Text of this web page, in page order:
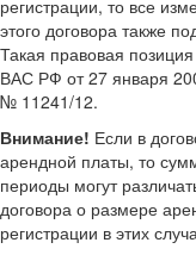
регистрации, то все
этого договора также
Такая правовая
ВАС РФ от 27 января
№ 11241/12.
Внимание! Если в
арендной платы, то
периоды могут
договора о размере
регистрации в этих